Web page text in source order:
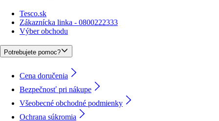
Tesco.sk
Zákaznícka linka - 0800222333
Výber obchodu
Potrebujete pomoc?
Cena doručenia
Bezpečnosť pri nákupe
Všeobecné obchodné podmienky
Ochrana súkromia